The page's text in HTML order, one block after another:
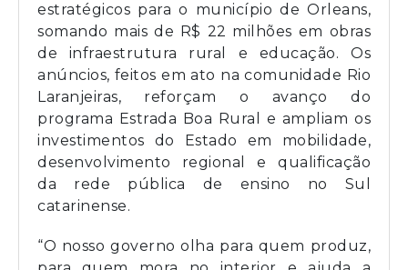
estratégicos para o município de Orleans,
somando mais de R$ 22 milhões em obras
de infraestrutura rural e educação. Os
anúncios, feitos em ato na comunidade Rio
Laranjeiras, reforçam o avanço do
programa Estrada Boa Rural e ampliam os
investimentos do Estado em mobilidade,
desenvolvimento regional e qualificação
da rede pública de ensino no Sul
catarinense.
“O nosso governo olha para quem produz,